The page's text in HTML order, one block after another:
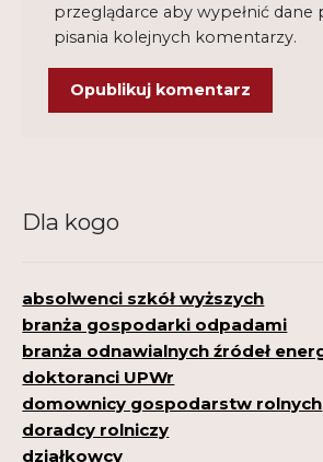
przeglądarce aby wypełnić dane
pisania kolejnych komentarzy.
Dla kogo
absolwenci szkół wyższych
branża gospodarki odpadami
branża odnawialnych źródeł
doktoranci UPWr
domownicy gospodarstw rolnych
doradcy rolniczy
działkowcy